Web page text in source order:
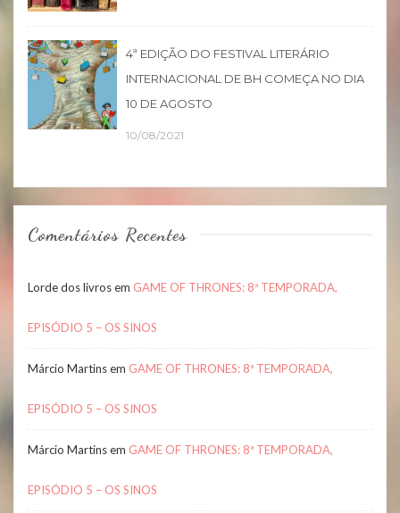
4ª EDIÇÃO DO FESTIVAL LITERÁRIO
INTERNACIONAL DE BH COMEÇA NO DIA
10 DE AGOSTO
10/08/2021
Comentários Recentes
Lorde dos livrosem GAME OF THRONES: 8ª TEMPORADA,
EPISÓDIO 5 – OS SINOS
Márcio Martinsem GAME OF THRONES: 8ª TEMPORADA,
EPISÓDIO 5 – OS SINOS
Márcio Martinsem GAME OF THRONES: 8ª TEMPORADA,
EPISÓDIO 5 – OS SINOS